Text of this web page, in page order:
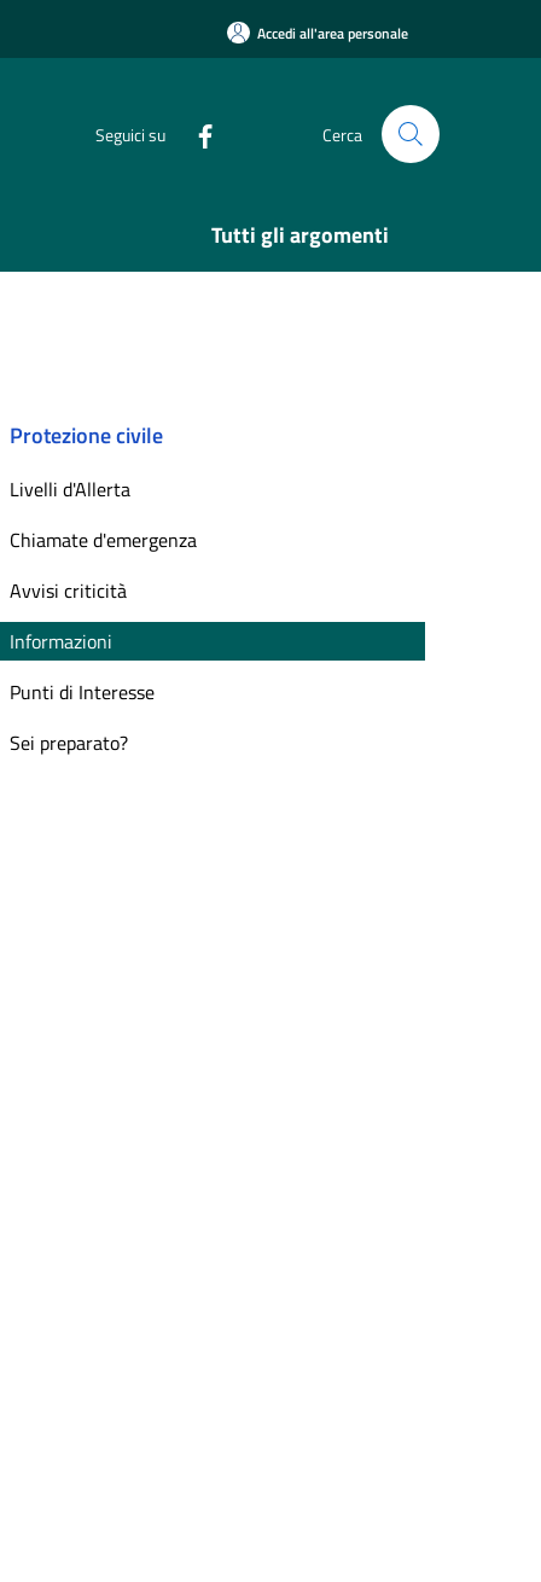
Accedi all'area personale
Seguici su Cerca
Tutti gli argomenti
Protezione civile
Livelli d'Allerta
Chiamate d'emergenza
Avvisi criticità
Informazioni
Punti di Interesse
Sei preparato?